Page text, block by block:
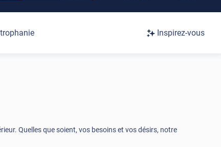
Inspirez-vous
Quelles que soient, vos besoins et vos désirs, notre